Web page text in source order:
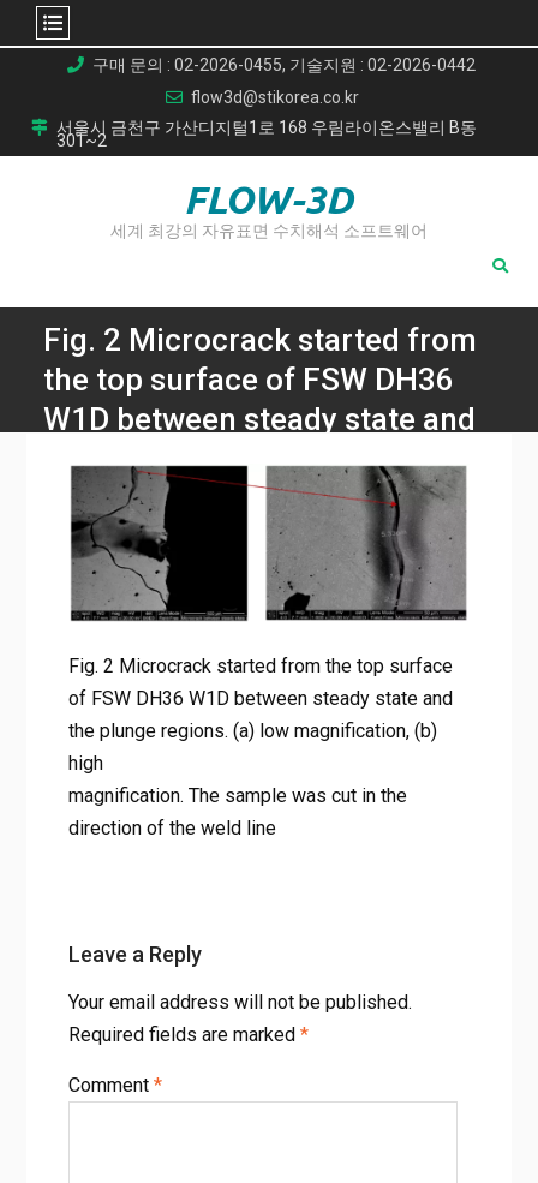
content
구매 문의 : 02-2026-0455, 기술지원 : 02-2026-0442
flow3d@stikorea.co.kr
서울시 금천구 가산디지털1로 168 우림라이온스밸리 B동
301~2
FLOW-3D
세계 최강의 자유표면 수치해석 소프트웨어
Fig. 2 Microcrack started from
the top surface of FSW DH36
W1D between steady state and
the plunge regions. (a) low
magnification, (b) high
magnification. The sample was
cut in the direction of the weld
line
Home
강재 마찰교반용접 결함 완벽 분석: 두 가지 새로운 결함 유형
과 최적 공정 조건
Fig. 2 Microcrack started from the top surface of FSW DH36
W1D between steady state and the plunge regions. (a) low
magnification, (b) high magnification. The sample was cut
in the direction of the weld line
Fig. 2 Microcrack started from the top surface
of FSW DH36 W1D between steady state and
the plunge regions. (a) low magnification, (b)
high
magnification. The sample was cut in the
direction of the weld line
Leave a Reply
Your email address will not be published.
Required fields are marked *
Comment *